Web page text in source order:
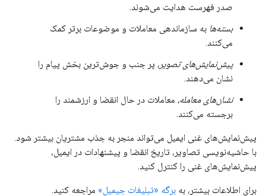
صدر فهرست هدایت می‌شوند.
بسته‌ها به سازماندهی معاملات و موضوعات برتر کمک
می‌کنند.
پیش‌نمایش‌های تصویر، پر جنب و جوش‌ترین بخش پیام را
نشان می‌دهند.
نشان‌های معامله، معاملات در حال انقضا و ارزشمند را
برجسته می‌کنند.
پیش‌نمایش‌های غنی ایمیل می‌تواند منجر به جذب مشتریان بیشتر شود.
با حاشیه‌نویسی تصاویر، تاریخ انقضا و پیشنهادات در ایمیل،
پیش‌نمایش‌های غنی را کنترل کنید.
برای اطلاعات بیشتر، به برگه «تبلیغات جیمیل» مراجعه کنید.